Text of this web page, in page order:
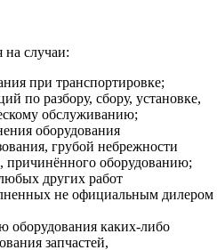
на случаи:
при транспортировке;
по разбору, сбору, установке,
обслуживанию;
оборудования
грубой небрежности
оборудованию;
других работ
не официальным дилером
оборудования каких‑либо
запчастей,